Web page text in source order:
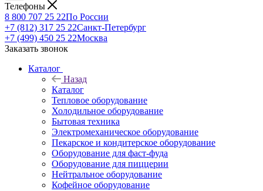
Телефоны
8 800 707 25 22По России
+7 (812) 317 25 22Санкт-Петербург
+7 (499) 450 25 22Москва
Заказать звонок
Каталог
Назад
Каталог
Тепловое оборудование
Холодильное оборудование
Бытовая техника
Электромеханическое оборудование
Пекарское и кондитерское оборудование
Оборудование для фаст-фуда
Оборудование для пиццерии
Нейтральное оборудование
Кофейное оборудование